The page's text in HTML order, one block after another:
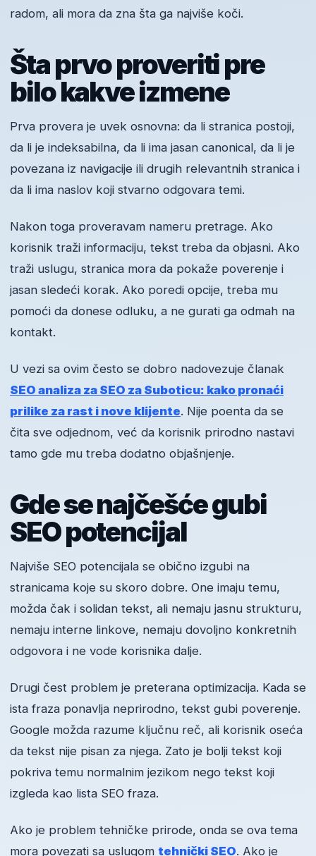
radom, ali mora da zna šta ga najviše koči.
Šta prvo proveriti pre
bilo kakve izmene
Prva provera je uvek osnovna: da li stranica postoji,
da li je indeksabilna, da li ima jasan canonical, da li je
povezana iz navigacije ili drugih relevantnih stranica i
da li ima naslov koji stvarno odgovara temi.
Nakon toga proveravam nameru pretrage. Ako
korisnik traži informaciju, tekst treba da objasni. Ako
traži uslugu, stranica mora da pokaže poverenje i
jasan sledeći korak. Ako poredi opcije, treba mu
pomoći da donese odluku, a ne gurati ga odmah na
kontakt.
U vezi sa ovim često se dobro nadovezuje članak
SEO analiza za SEO za Suboticu: kako pronaći
prilike za rast i nove klijente. Nije poenta da se
čita sve odjednom, već da korisnik prirodno nastavi
tamo gde mu treba dodatno objašnjenje.
Gde se najčešće gubi
SEO potencijal
Najviše SEO potencijala se obično izgubi na
stranicama koje su skoro dobre. One imaju temu,
možda čak i solidan tekst, ali nemaju jasnu strukturu,
nemaju interne linkove, nemaju dovoljno konkretnih
odgovora i ne vode korisnika dalje.
Drugi čest problem je preterana optimizacija. Kada se
ista fraza ponavlja neprirodno, tekst gubi poverenje.
Google možda razume ključnu reč, ali korisnik oseća
da tekst nije pisan za njega. Zato je bolji tekst koji
pokriva temu normalnim jezikom nego tekst koji
izgleda kao lista SEO fraza.
Ako je problem tehničke prirode, onda se ova tema
mora povezati sa uslugom tehnički SEO. Ako je